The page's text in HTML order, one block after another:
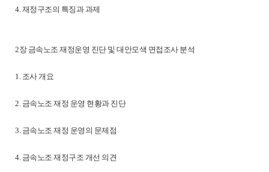
4. 재정구조의 특징과 과제
2장 금속노조 재정운영 진단 및 대안모색 면접조사 분석
1. 조사 개요
2. 금속노조 재정 운영 현황과 진단
3. 금속노조 재정 운영의 문제점
4. 금속노조 재정구조 개선 의견